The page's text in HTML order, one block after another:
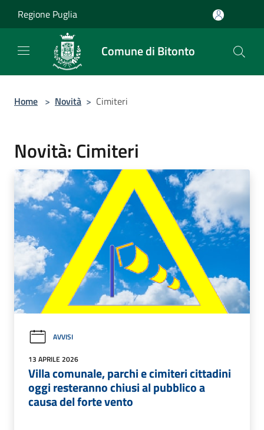
Regione Puglia
Comune di Bitonto
Home > Novità > Cimiteri
Novità: Cimiteri
AVVISI
13 APRILE 2026
Villa comunale, parchi e cimiteri cittadini
oggi resteranno chiusi al pubblico a
causa del forte vento